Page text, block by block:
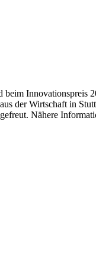
Innovationspreis
der Wirtschaft in
Nähere